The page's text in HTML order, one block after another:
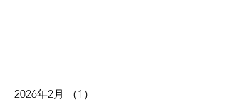
2026年2月 （1）